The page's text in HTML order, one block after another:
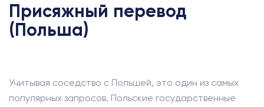
Присяжный перевод
(Польша)
Учитывая соседство с Польшей, это один из самых
популярных запросов. Польские государственные